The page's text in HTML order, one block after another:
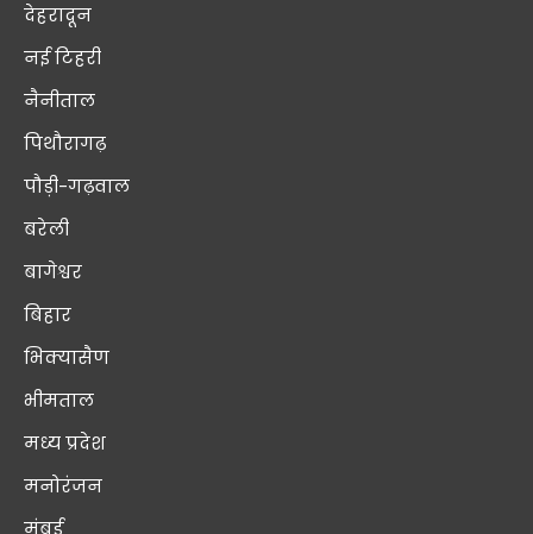
देहरादून
नई टिहरी
नैनीताल
पिथौरागढ़
पौड़ी-गढ़वाल
बरेली
बागेश्वर
बिहार
भिक्यासैण
भीमताल
मध्य प्रदेश
मनोरंजन
मुंबई